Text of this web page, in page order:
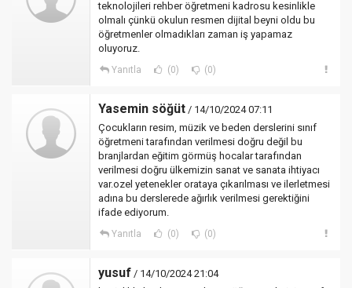
teknolojileri rehber öğretmeni kadrosu kesinlikle
olmalı çünkü okulun resmen dijital beyni oldu bu
öğretmenler olmadıkları zaman iş yapamaz
oluyoruz.
Yanıtla (0) (0)
Yasemin söğüt / 14/10/2024 07:11
Çocukların resim, müzik ve beden derslerini sınıf
öğretmeni tarafından verilmesi doğru değil bu
branjlardan eğitim görmüş hocalar tarafından
verilmesi doğru ülkemizin sanat ve sanata ihtiyacı
var.ozel yetenekler orataya çıkarılması ve ilerletmesi
adına bu derslerede ağırlık verilmesi gerektiğini
ifade ediyorum.
Yanıtla (0) (0)
yusuf / 14/10/2024 21:04